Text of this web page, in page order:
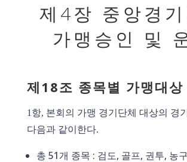
제4장 중앙경기
가맹승인 및
제18조 종목별 가맹대상
1항, 본회의 가맹 경기단체 대상의 경
다음과 같이한다.
총 51개 종목 : 검도, 골프, 권투, 농